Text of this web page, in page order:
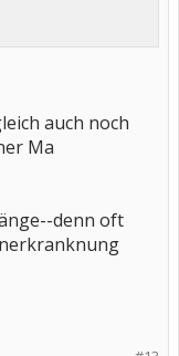
auch noch
Ma
denn oft